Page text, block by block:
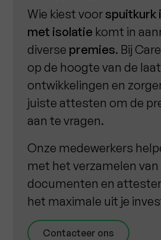
Wie kiest voor spuitkurk
met isolatie komt in
diverse premies. Bij
op de hoogte van de
ontwikkelingen en
juiste attesten om de
aan te vragen.
Onze medewerkers
met het verzamelen
documenten en
het maximale uit je
Contacteer ons